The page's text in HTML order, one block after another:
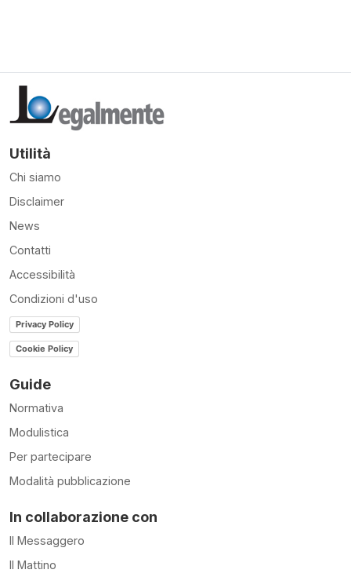
Utilità
Chi siamo
Disclaimer
News
Contatti
Accessibilità
Condizioni d'uso
Privacy Policy
Cookie Policy
Guide
Normativa
Modulistica
Per partecipare
Modalità pubblicazione
In collaborazione con
Il Messaggero
Il Mattino